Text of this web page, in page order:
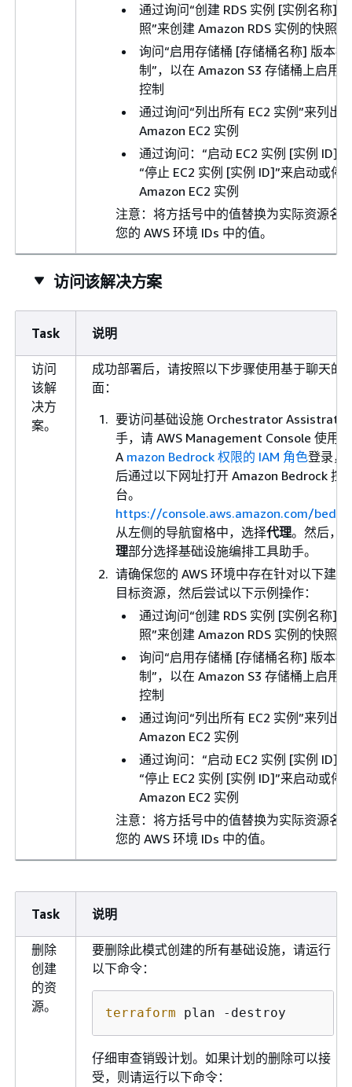
通过询问“创建 RDS 实例 [实例名称]
照”来创建 Amazon RDS 实例的快照
询问“启用存储桶 [存储桶名称] 版本控
制”，以在 Amazon S3 存储桶上启用
控制
通过询问“列出所有 EC2 实例”来列出
Amazon EC2 实例
通过询问：“启动 EC2 实例 [实例 ID]”
“停止 EC2 实例 [实例 ID]”来启动或停
Amazon EC2 实例
注意：将方括号中的值替换为实际资源名
您的 AWS 环境 IDs 中的值。
访问该解决方案
Task 说明
访问
该解
决方
案。
成功部署后，请按照以下步骤使用基于聊天的
面：
要访问基础设施 Orchestrator
手，请 AWS Management Console 使用
A mazon Bedrock 权限的 IAM 角色登录，
后通过以下网址打开 Amazon Bedrock 控
台。
https://console.aws.amazon.com/
从左侧的导航窗格中，选择代理。然后，
理部分选择基础设施编排工具助手。
请确保您的 AWS 环境中存在针对以下建议
目标资源，然后尝试以下示例操作：
通过询问“创建 RDS 实例 [实例名称]
照”来创建 Amazon RDS 实例的快照
询问“启用存储桶 [存储桶名称] 版本控
制”，以在 Amazon S3 存储桶上启用
控制
通过询问“列出所有 EC2 实例”来列出
Amazon EC2 实例
通过询问：“启动 EC2 实例 [实例 ID]”
“停止 EC2 实例 [实例 ID]”来启动或停
Amazon EC2 实例
注意：将方括号中的值替换为实际资源名
您的 AWS 环境 IDs 中的值。
Task 说明
删除
创建
的资
源。
要删除此模式创建的所有基础设施，请运行
以下命令：
terraform plan -destroy
仔细审查销毁计划。如果计划的删除可以接
受，则请运行以下命令：